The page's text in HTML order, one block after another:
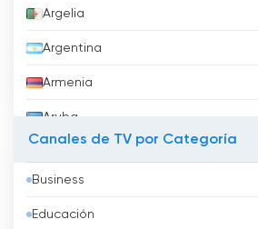
Argelia
Argentina
Armenia
Aruba
Austria
Azerbaidzhán
Canales de TV por Categoría
Business
Educación